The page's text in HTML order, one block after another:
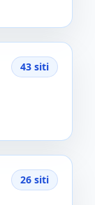
43 siti
26 siti